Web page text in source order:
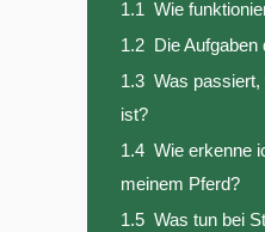
1.1 Wie
1.2 Die Aufgaben
1.3 Was
ist?
1.4 Wie erkenne
meinem Pferd?
1.5 Was tun bei